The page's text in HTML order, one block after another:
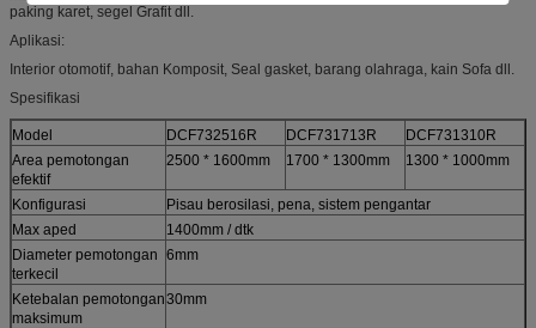
paking karet, segel Grafit dll.
Aplikasi:
Interior otomotif, bahan Komposit, Seal gasket, barang olahraga, kain Sofa dll.
Spesifikasi
Model DCF732516R DCF731713R
DCF731310R
Area pemotongan
efektif
2500 * 1600mm 1700 * 1300mm 1300 * 1000mm
Konfigurasi
Pisau berosilasi, pena, sistem pengantar
Max aped
1400mm / dtk
Diameter pemotongan
terkecil
6mm
Ketebalan pemotongan
maksimum
30mm